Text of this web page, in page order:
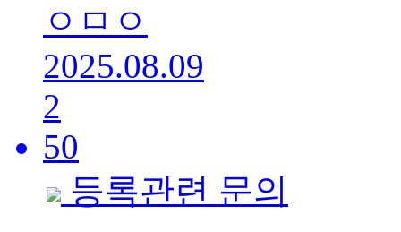
ㅇㅁㅇ
2025.08.09
2
50
등록관련 문의